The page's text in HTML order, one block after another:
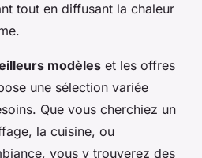
tout en diffusant la chaleur
modèles et les offres
une sélection variée
Que vous cherchiez un
la cuisine, ou
vous y trouverez des